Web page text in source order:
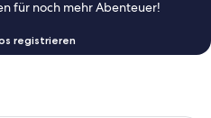
für noch mehr Abenteuer!
registrieren